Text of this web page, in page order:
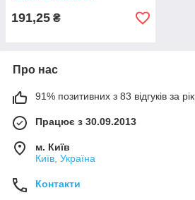
191,25 ₴
Про нас
91% позитивних з 83 відгуків за рік
Працює з 30.09.2013
м. Київ
Київ, Україна
Контакти